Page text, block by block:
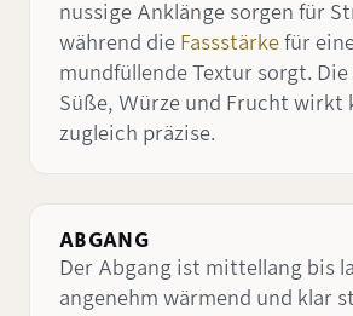
nussige Anklänge sorgen für
während die Fassstärke für
mundfüllende Textur sorgt. Die
Süße, Würze und Frucht wirkt
zugleich präzise.
ABGANG
Der Abgang ist mittellang bis
angenehm wärmend und klar